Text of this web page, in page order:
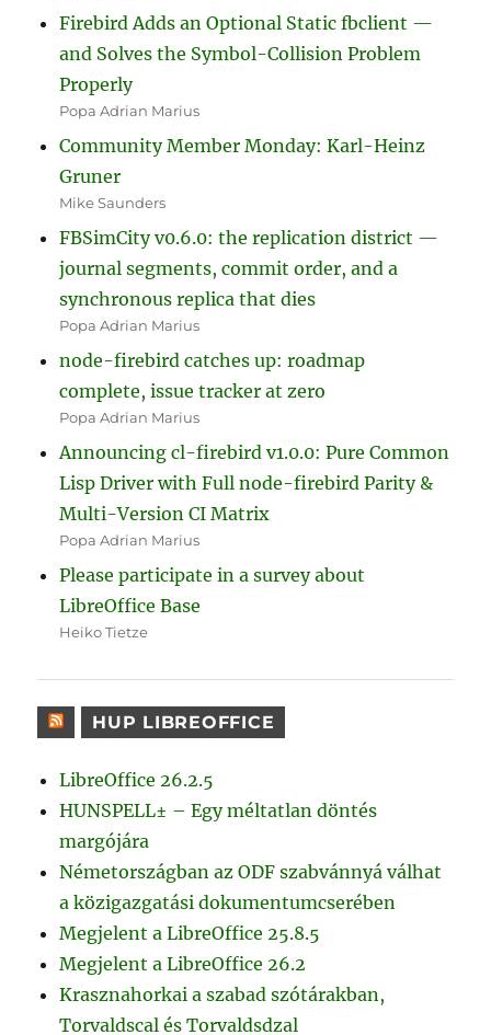
Firebird Adds an Optional Static fbclient —
and Solves the Symbol-Collision Problem
Properly
Popa Adrian Marius
Community Member Monday: Karl-Heinz
Gruner
Mike Saunders
FBSimCity v0.6.0: the replication district —
journal segments, commit order, and a
synchronous replica that dies
Popa Adrian Marius
node-firebird catches up: roadmap
complete, issue tracker at zero
Popa Adrian Marius
Announcing cl-firebird v1.0.0: Pure Common
Lisp Driver with Full node-firebird Parity &
Multi-Version CI Matrix
Popa Adrian Marius
Please participate in a survey about
LibreOffice Base
Heiko Tietze
HUP LIBREOFFICE
LibreOffice 26.2.5
HUNSPELL± – Egy méltatlan döntés
margójára
Németországban az ODF szabvánnyá válhat
a közigazgatási dokumentumcserében
Megjelent a LibreOffice 25.8.5
Megjelent a LibreOffice 26.2
Krasznahorkai a szabad szótárakban,
Torvaldscal és Torvaldsdzal